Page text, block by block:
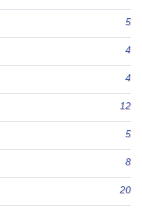
5
4
4
12
5
8
20